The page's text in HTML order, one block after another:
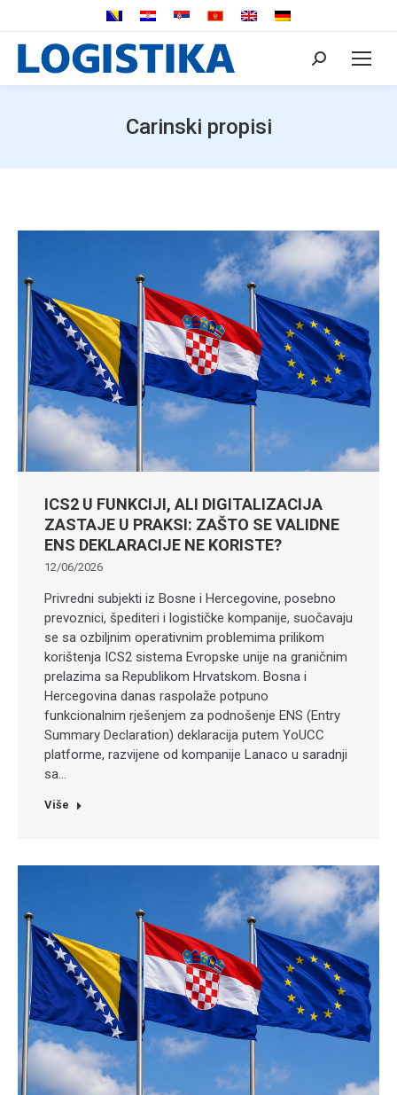
Search:
Carinski propisi
ICS2 U FUNKCIJI, ALI DIGITALIZACIJA
ZASTAJE U PRAKSI: ZAŠTO SE VALIDNE
ENS DEKLARACIJE NE KORISTE?
12/06/2026
Privredni subjekti iz Bosne i Hercegovine, posebno
prevoznici, špediteri i logističke kompanije, suočavaju
se sa ozbiljnim operativnim problemima prilikom
korištenja ICS2 sistema Evropske unije na graničnim
prelazima sa Republikom Hrvatskom. Bosna i
Hercegovina danas raspolaže potpuno
funkcionalnim rješenjem za podnošenje ENS (Entry
Summary Declaration) deklaracija putem YoUCC
platforme, razvijene od kompanije Lanaco u saradnji
sa…
Više